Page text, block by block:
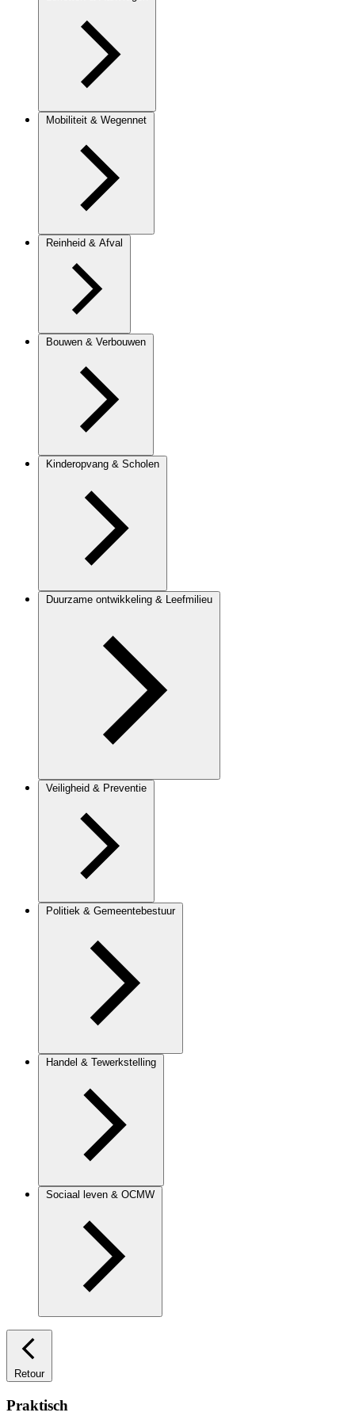
Mobiliteit & Wegennet
Reinheid & Afval
Bouwen & Verbouwen
Kinderopvang & Scholen
Duurzame ontwikkeling & Leefmilieu
Veiligheid & Preventie
Politiek & Gemeentebestuur
Handel & Tewerkstelling
Sociaal leven & OCMW
Retour
Praktisch